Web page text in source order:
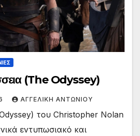
(The Odyssey)
ΑΓΓΕΛΙΚΉ ΑΝΤΩΝΊΟΥ
του Christopher Nolan
εντυπωσιακό και